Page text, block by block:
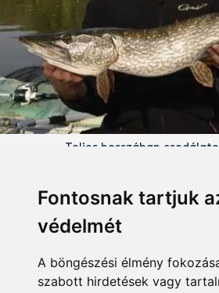
Fontosnak tartjuk
védelmét
A böngészési élmény
szabott hirdetések vagy
Teljes hosszában
reggeli pára, és kisütött a nap,
mederfenékhez szegezte a
benne, hogy ezúttal nem
a fenékhez simulva várnak,
töltik, és csak a közvetlen